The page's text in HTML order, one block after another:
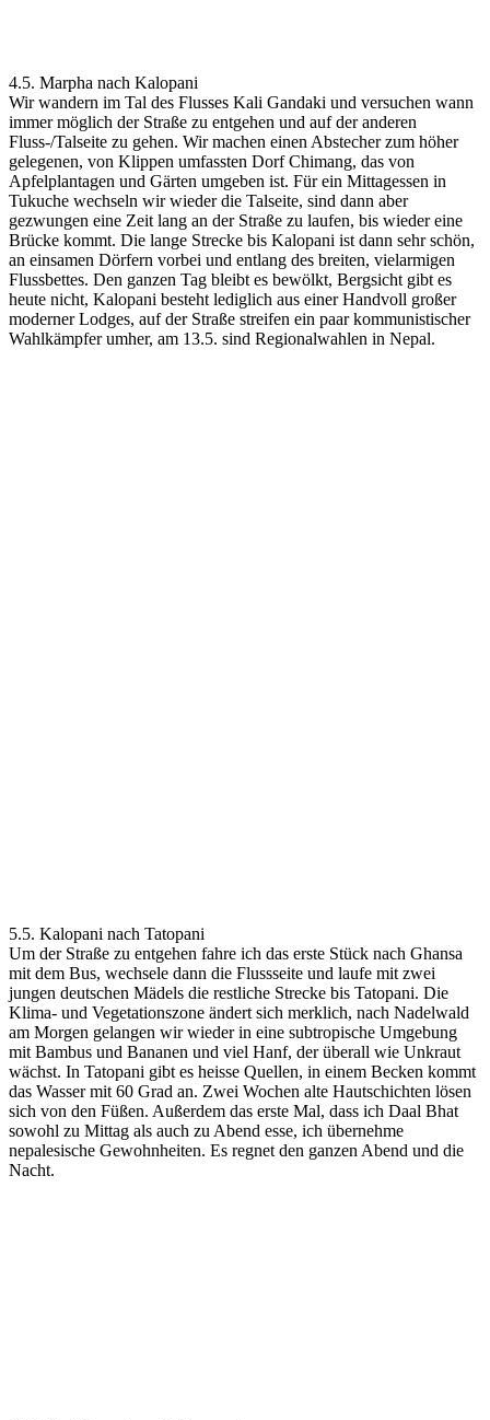
4.5. Marpha nach Kalopani
Wir wandern im Tal des Flusses Kali Gandaki und versuchen wann
immer möglich der Straße zu entgehen und auf der anderen
Fluss-/Talseite zu gehen. Wir machen einen Abstecher zum höher
gelegenen, von Klippen umfassten Dorf Chimang, das von
Apfelplantagen und Gärten umgeben ist. Für ein Mittagessen in
Tukuche wechseln wir wieder die Talseite, sind dann aber
gezwungen eine Zeit lang an der Straße zu laufen, bis wieder eine
Brücke kommt. Die lange Strecke bis Kalopani ist dann sehr schön,
an einsamen Dörfern vorbei und entlang des breiten, vielarmigen
Flussbettes. Den ganzen Tag bleibt es bewölkt, Bergsicht gibt es
heute nicht, Kalopani besteht lediglich aus einer Handvoll großer
moderner Lodges, auf der Straße streifen ein paar kommunistischer
Wahlkämpfer umher, am 13.5. sind Regionalwahlen in Nepal.
5.5. Kalopani nach Tatopani
Um der Straße zu entgehen fahre ich das erste Stück nach Ghansa
mit dem Bus, wechsele dann die Flussseite und laufe mit zwei
jungen deutschen Mädels die restliche Strecke bis Tatopani. Die
Klima- und Vegetationszone ändert sich merklich, nach Nadelwald
am Morgen gelangen wir wieder in eine subtropische Umgebung
mit Bambus und Bananen und viel Hanf, der überall wie Unkraut
wächst. In Tatopani gibt es heisse Quellen, in einem Becken kommt
das Wasser mit 60 Grad an. Zwei Wochen alte Hautschichten lösen
sich von den Füßen. Außerdem das erste Mal, dass ich Daal Bhat
sowohl zu Mittag als auch zu Abend esse, ich übernehme
nepalesische Gewohnheiten. Es regnet den ganzen Abend und die
Nacht.